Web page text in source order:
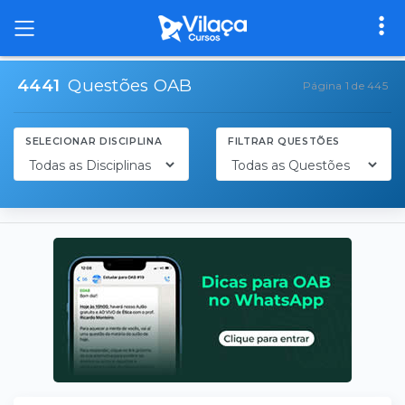
4441 Questões OAB Página 1 de 445
SELECIONAR DISCIPLINA FILTRAR QUESTÕES